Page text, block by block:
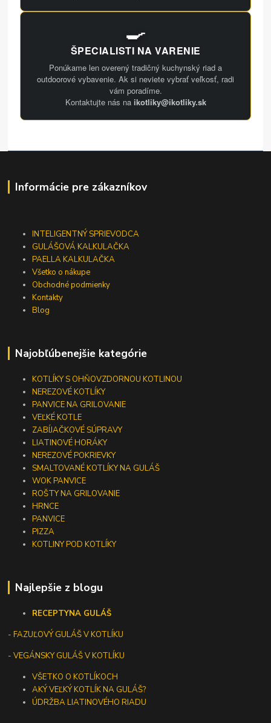
🍳
ŠPECIALISTI NA VARENIE
Ponúkame len overený tradičný kuchynský riad a
outdoorové vybavenie. Ak si neviete vybrať veľkosť, radi
vám poradíme.
Kontaktujte nás na ikotliky@ikotliky.sk
Informácie pre zákazníkov
INTELIGENTNÝ SPRIEVODCA
GULÁŠOVÁ KALKULAČKA
PAELLA KALKULAČKA
Všetko o nákupe
Obchodné podmienky
Kontakty
Blog
Najobľúbenejšie kategórie
KOTLÍKY S OHŇOVZDORNOU KOTLINOU
NEREZOVÉ KOTLÍKY
PANVICE NA GRILOVANIE
VEĽKÉ KOTLE
ZABÍJAČKOVÉ SÚPRAVY
LIATINOVÉ HORÁKY
NEREZOVÉ POKRIEVKY
SMALTOVANÉ KOTLÍKY NA GULÁŠ
WOK PANVICE
ROŠTY NA GRILOVANIE
HRNCE
PANVICE
PIZZA
KOTLINY POD KOTLÍKY
Najlepšie z blogu
RECEPTYNA GULÁŠ
-FAZUĽOVÝ GULÁŠ V KOTLÍKU
- VEGÁNSKY GULÁŠ V KOTLÍKU
VŠETKO O KOTLÍKOCH
AKÝ VEĽKÝ KOTLÍK NA GULÁŠ?
ÚDRŽBA LIATINOVÉHO RIADU